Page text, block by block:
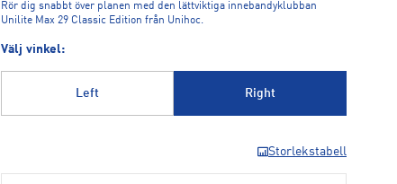
Rör dig snabbt över planen med den lättviktiga innebandyklubban
Unilite Max 29 Classic Edition från Unihoc.
Välj vinkel:
Left Right
Storlekstabell